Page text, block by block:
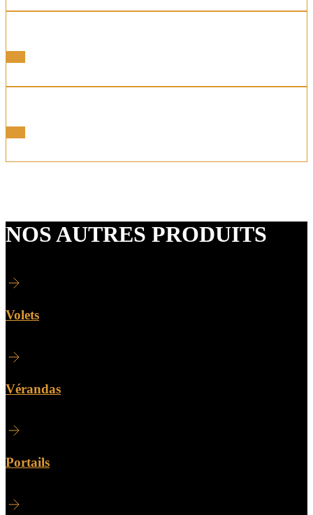
NOS AUTRES PRODUITS
Volets
Vérandas
Portails